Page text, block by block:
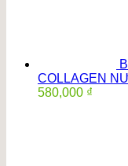
COLLAGEN
580,000 ₫